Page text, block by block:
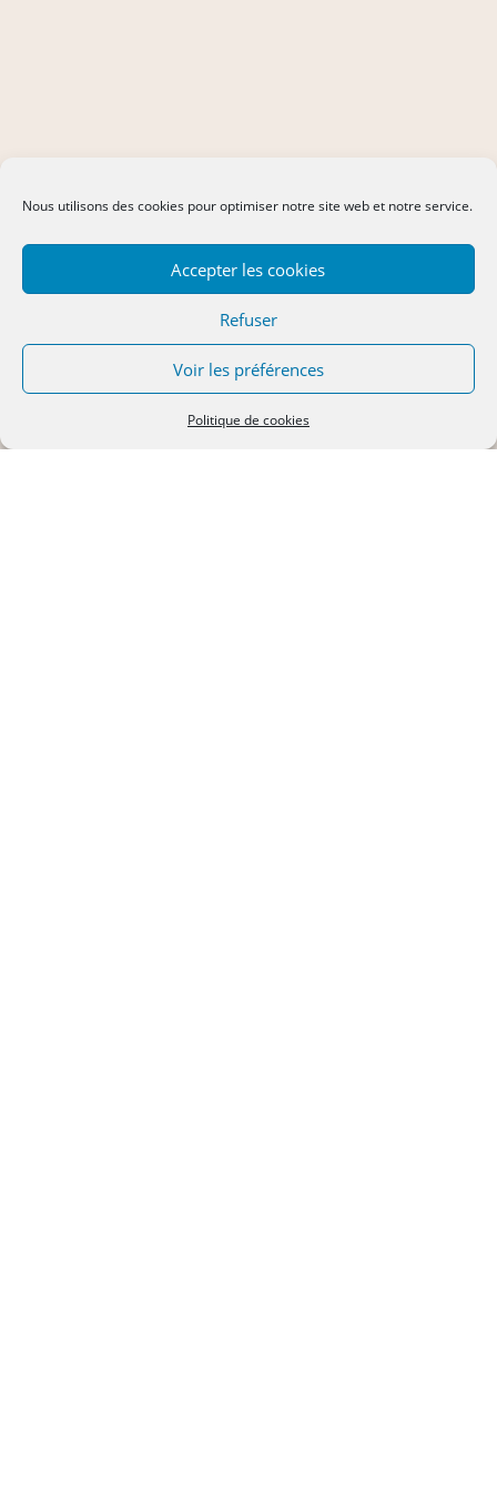
Nous utilisons des cookies pour optimiser notre site web et notre service.
Accepter les cookies
Refuser
Voir les préférences
Politique de cookies